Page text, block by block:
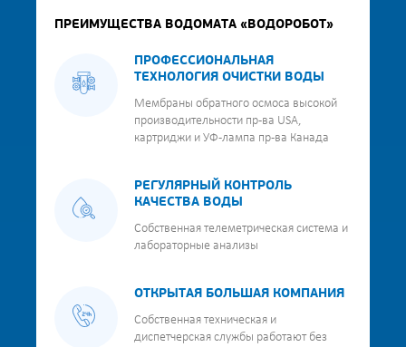
ПРЕИМУЩЕСТВА ВОДОМАТА «ВОДОРОБОТ»
ПРОФЕССИОНАЛЬНАЯ
ТЕХНОЛОГИЯ ОЧИСТКИ ВОДЫ
Мембраны обратного осмоса высокой
производительности пр-ва USA,
картриджи и УФ-лампа пр-ва Канада
РЕГУЛЯРНЫЙ КОНТРОЛЬ
КАЧЕСТВА ВОДЫ
Собственная телеметрическая система и
лабораторные анализы
ОТКРЫТАЯ БОЛЬШАЯ КОМПАНИЯ
Собственная техническая и
диспетчерская службы работают без